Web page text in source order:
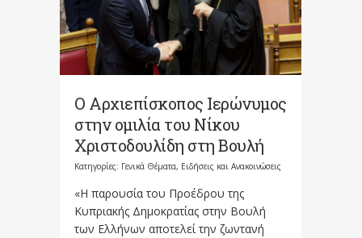
Ο Αρχιεπίσκοπος Ιερώνυμος
στην ομιλία του Νίκου
Χριστοδουλίδη στη Βουλή
Κατηγορίες: Γενικά Θέματα, Ειδήσεις και Ανακοινώσεις
«Η παρουσία του Προέδρου της
Κυπριακής Δημοκρατίας στην Βουλή
των Ελλήνων αποτελεί την ζωντανή